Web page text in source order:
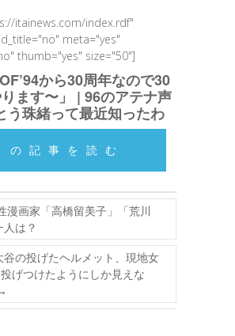
itainews.com/index.rdf"
meta="yes"
thumb="yes" size="50"]
から30周年なので30
ます〜」 | 96のアテナ声
う珠緒って最近知ったわ
の記事を読む
漫画家「高橋留美子」「荒川
は？
谷の投げたヘルメット、現地女
げつけたようにしか見えな